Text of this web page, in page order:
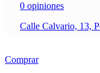
0 opiniones
Calle Calvario, 13,
Comprar